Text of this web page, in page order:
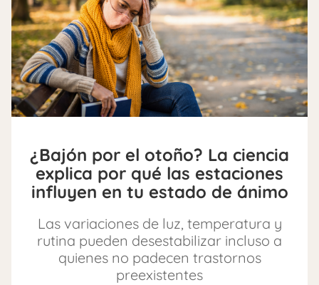
¿Bajón por el otoño? La ciencia
explica por qué las estaciones
influyen en tu estado de ánimo
Las variaciones de luz, temperatura y
rutina pueden desestabilizar incluso a
quienes no padecen trastornos
preexistentes